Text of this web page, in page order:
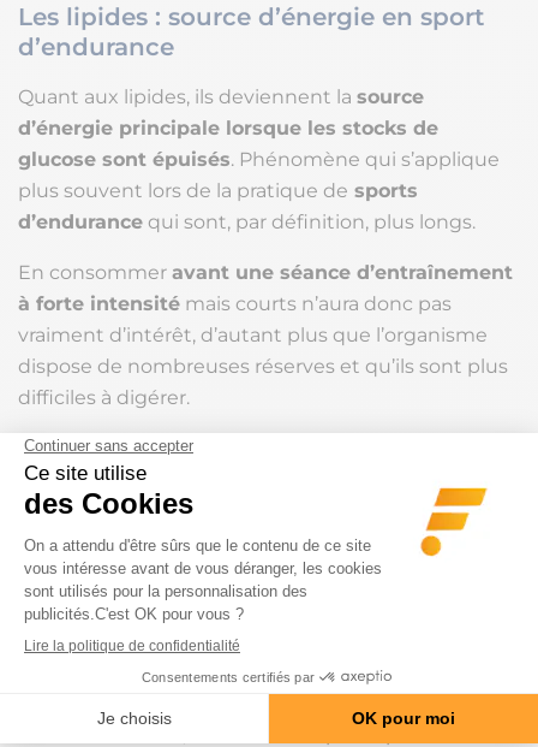
Les lipides : source d’énergie en sport
d’endurance
Quant aux lipides, ils deviennent la source
d’énergie principale lorsque les stocks de
glucose sont épuisés. Phénomène qui s’applique
plus souvent lors de la pratique de sports
d’endurance qui sont, par définition, plus longs.
En consommer avant une séance d’entraînement
à forte intensité mais courts n’aura donc pas
vraiment d’intérêt, d’autant plus que l’organisme
dispose de nombreuses réserves et qu’ils sont plus
difficiles à digérer.
Voici maintenant quelques idées d’aliments sous
formes de collations et repas avant l’entraînement !
Nos idées de collation et repas
pour sportif avant
l’entrainement
Manuel Villacorta, diététicien et porte-parole de